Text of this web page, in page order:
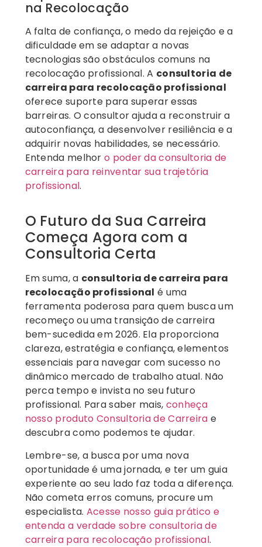
na Recolocação
A falta de confiança, o medo da rejeição e a
dificuldade em se adaptar a novas
tecnologias são obstáculos comuns na
recolocação profissional. A consultoria de
carreira para recolocação profissional
oferece suporte para superar essas
barreiras. O consultor ajuda a reconstruir a
autoconfiança, a desenvolver resiliência e a
adquirir novas habilidades, se necessário.
Entenda melhoro poder da consultoria de
carreira para reinventar sua trajetória
profissional.
O Futuro da Sua Carreira
Começa Agora com a
Consultoria Certa
Em suma, a consultoria de carreira para
recolocação profissional é uma
ferramenta poderosa para quem busca um
recomeço ou uma transição de carreira
bem-sucedida em 2026. Ela proporciona
clareza, estratégia e confiança, elementos
essenciais para navegar com sucesso no
dinâmico mercado de trabalho atual. Não
perca tempo e invista no seu futuro
profissional. Para saber mais, conheça
nosso produto Consultoria de Carreira e
descubra como podemos te ajudar.
Lembre-se, a busca por uma nova
oportunidade é uma jornada, e ter um guia
experiente ao seu lado faz toda a diferença.
Não cometa erros comuns, procure um
especialista. Acesse nosso guia prático e
entenda a verdade sobre consultoria de
carreira para recolocação profissional.